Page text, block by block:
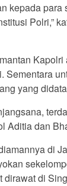
kepada
Polri,”
yang
Aditia dan
di
dirawat di